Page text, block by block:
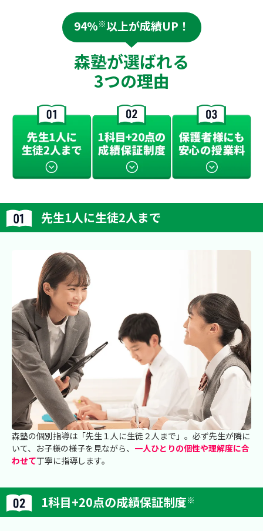
94%※以上が成績UP！
森塾が選ばれる
3つの理由
先生1人に生徒2人まで
森塾の個別指導は「先生１人に生徒２人まで」。必ず先生が隣に
いて、お子様の様子を見ながら、 一人ひとりの個性や理解度に合
わせて丁寧に指導します。
1科目+20点の成績保証制度※